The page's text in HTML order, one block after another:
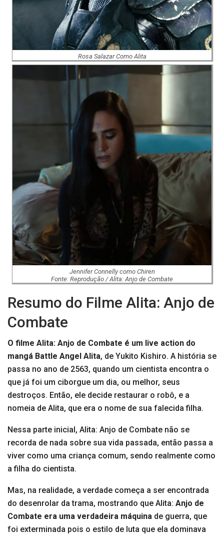
Rosa Salazar Como Alita
Jennifer Connelly como Chiren
Fonte: Reprodução / Alita: Anjo de Combate
Resumo do Filme Alita: Anjo de
Combate
O filme Alita: Anjo de Combate é um live action do
mangá Battle Angel Alita, de Yukito Kishiro. A história se
passa no ano de 2563, quando um cientista encontra o
que já foi um ciborgue um dia, ou melhor, seus
destroços. Então, ele decide restaurar o robô, e a
nomeia de Alita, que era o nome de sua falecida filha.
Nessa parte inicial, Alita: Anjo de Combate não se
recorda de nada sobre sua vida passada, então passa a
viver como uma criança comum, sendo realmente como
a filha do cientista.
Mas, na realidade, a verdade começa a ser encontrada
do desenrolar da trama, mostrando que Alita: Anjo de
Combate era uma verdadeira máquina de guerra, que
foi exterminada pois o estilo de luta que ela dominava